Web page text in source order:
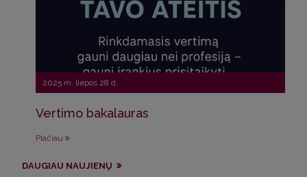
2025 m. liepos 28 d.
Vertimo bakalauras
Plačiau
DAUGIAU NAUJIENŲ